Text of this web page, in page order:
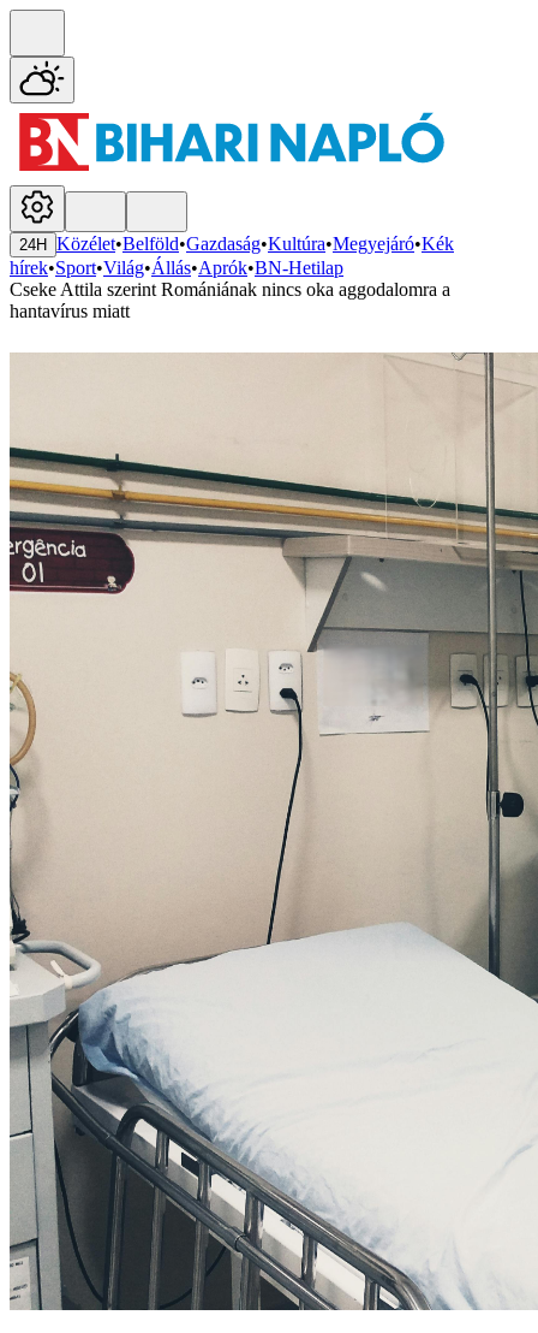
24H Közélet•Belföld•Gazdaság•Kultúra•Megyejáró•Kék
hírek•Sport•Világ•Állás•Aprók•BN-Hetilap
Cseke Attila szerint Romániának nincs oka aggodalomra a
hantavírus miatt